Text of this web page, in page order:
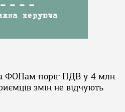
ФОПам поріг ПДВ у 4 млн
змін не відчують